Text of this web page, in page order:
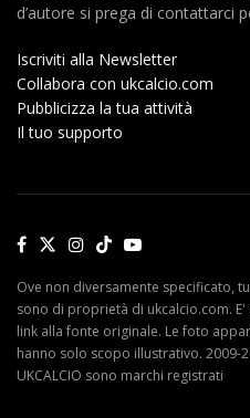
d’autore si prega di contattarci
Iscriviti alla Newsletter
Collabora con ukcalcio.com
Pubblicizza la tua attività
Il tuo supporto
Ove non diversamente specificato,
sono di proprietà di ukcalcio.com.
link alla fonte originale. Le foto
hanno solo scopo illustrativo. 2009-
UKCALCIO sono marchi registrati